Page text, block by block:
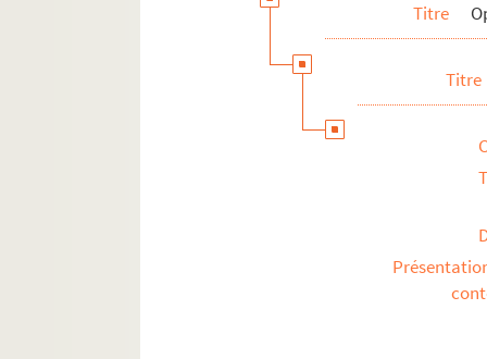
Titre
Titre